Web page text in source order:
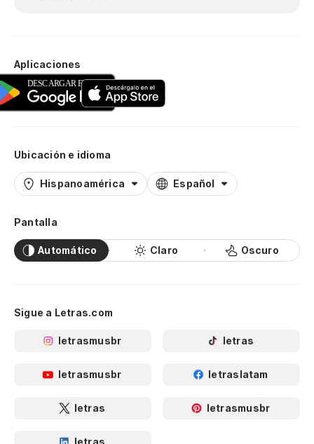
Aplicaciones
Ubicación e idioma
Hispanoamérica Español
Pantalla
Automático Claro Oscuro
Sigue a Letras.com
letrasmusbr letras
letrasmusbr letraslatam
letras letrasmusbr
letras